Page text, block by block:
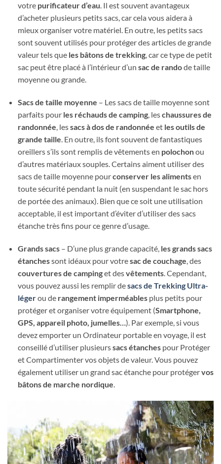
votre purificateur d’eau. Il est souvent avantageux
d’acheter plusieurs petits sacs, car cela vous aidera à
mieux organiser votre matériel. En outre, les petits sacs
sont souvent utilisés pour protéger des articles de grande
valeur tels que les bâtons de trekking, car ce type de petit
sac peut être placé à l’intérieur d’un sac de randode taille
moyenne ou grande.
Sacs de taille moyenne – Les sacs de taille moyenne sont
parfaits pour les réchauds de camping, leschaussures de
randonnée, lessacs à dos de randonnée et les outils de
grande taille. En outre, ils font souvent de fantastiques
oreillers s’ils sont remplis de vêtements en polochonou
d’autres matériaux souples. Certains aiment utiliser des
sacs de taille moyenne pourconserver les alimentsen
toute sécurité pendant la nuit (en suspendant le sac hors
de portée des animaux). Bien que ce soit une utilisation
acceptable, il est important d’éviter d’utiliser des sacs
étanche très fins pour ce genre d’usage.
Grands sacs– D’une plus grande capacité, les grands sacs
étanchessont idéaux pour votresac de couchage , des
couvertures de campinget desvêtements. Cependant,
vous pouvez aussi les remplir desacs de Trekking Ultra-
légerou de rangement imperméables plus petits pour
protéger et organiser votre équipement (Smartphone,
GPS, appareil photo, jumelles… ). Par exemple, si vous
devez emporter un Ordinateur portable en voyage, il est
conseillé d’utiliser plusieurssacs étanchespour Protéger
et Compartimenter vos objets de valeur. Vous pouvez
également utiliser un grand sac étanche pour protégervos
bâtons de marche nordique